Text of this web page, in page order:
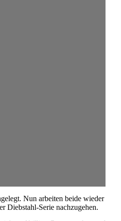
Nun arbeiten beide wieder
Diebstahl-Serie nachzugehen.